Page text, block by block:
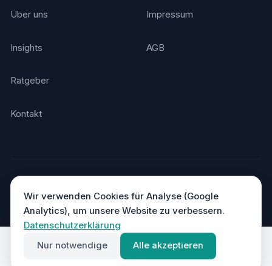
Über uns
Insights
Ratgeber
Kontakt
Impressum
AGB
DSGVO-konform · Hosting in Deutschland
Wir verwenden Cookies für Analyse (Google
Analytics), um unsere Website zu verbessern.
Datenschutzerklärung
Nur notwendige
Alle akzeptieren